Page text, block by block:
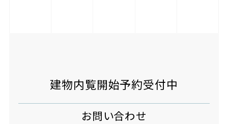
建物内覧開始予約受付中
お問い合わせ